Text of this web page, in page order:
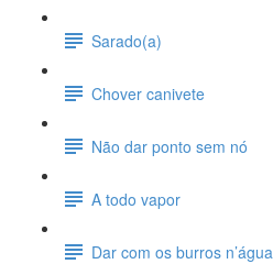
Sarado(a)
Chover canivete
Não dar ponto sem nó
A todo vapor
Dar com os burros n’água